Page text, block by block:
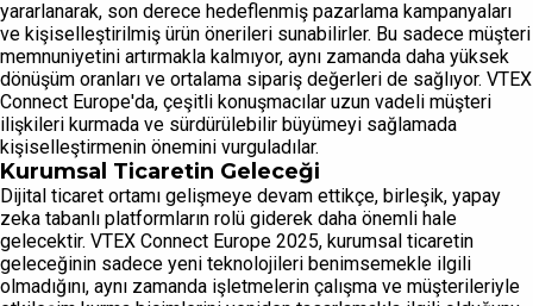
yararlanarak, son derece hedeflenmiş pazarlama kampanyaları
ve kişiselleştirilmiş ürün önerileri sunabilirler. Bu sadece müşteri
memnuniyetini artırmakla kalmıyor, aynı zamanda daha yüksek
dönüşüm oranları ve ortalama sipariş değerleri de sağlıyor. VTEX
Connect Europe'da, çeşitli konuşmacılar uzun vadeli müşteri
ilişkileri kurmada ve sürdürülebilir büyümeyi sağlamada
kişiselleştirmenin önemini vurguladılar.
Kurumsal Ticaretin Geleceği
Dijital ticaret ortamı gelişmeye devam ettikçe, birleşik, yapay
zeka tabanlı platformların rolü giderek daha önemli hale
gelecektir. VTEX Connect Europe 2025, kurumsal ticaretin
geleceğinin sadece yeni teknolojileri benimsemekle ilgili
olmadığını, aynı zamanda işletmelerin çalışma ve müşterileriyle